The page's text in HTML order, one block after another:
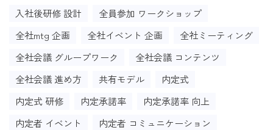
入社後研修 設計
全員参加 ワークショップ
全社mtg 企画
全社イベント 企画
全社ミーティング
全社会議 グループワーク
全社会議 コンテンツ
全社会議 進め方
共有モデル
内定式
内定式 研修
内定承諾率
内定承諾率 向上
内定者 イベント
内定者 コミュニケーション